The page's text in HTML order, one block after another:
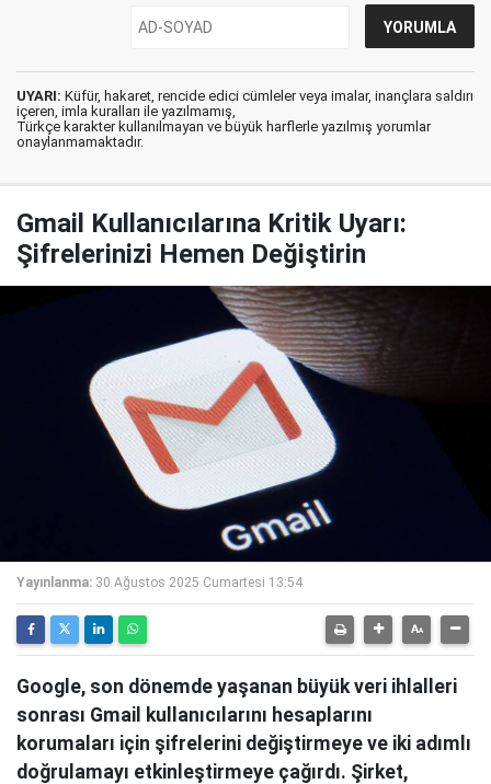
UYARI: Küfür, hakaret, rencide edici cümleler veya imalar, inançlara saldırı
içeren, imla kuralları ile yazılmamış,
Türkçe karakter kullanılmayan ve büyük harflerle yazılmış yorumlar
onaylanmamaktadır.
Gmail Kullanıcılarına Kritik Uyarı:
Şifrelerinizi Hemen Değiştirin
Yayınlanma: 30 Ağustos 2025 Cumartesi 13:54
Google, son dönemde yaşanan büyük veri ihlalleri
sonrası Gmail kullanıcılarını hesaplarını
korumaları için şifrelerini değiştirmeye ve iki adımlı
doğrulamayı etkinleştirmeye çağırdı. Şirket,